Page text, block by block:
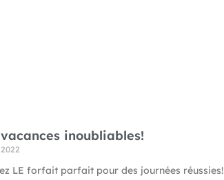
inoubliables!
LE forfait parfait pour des journées réussies!